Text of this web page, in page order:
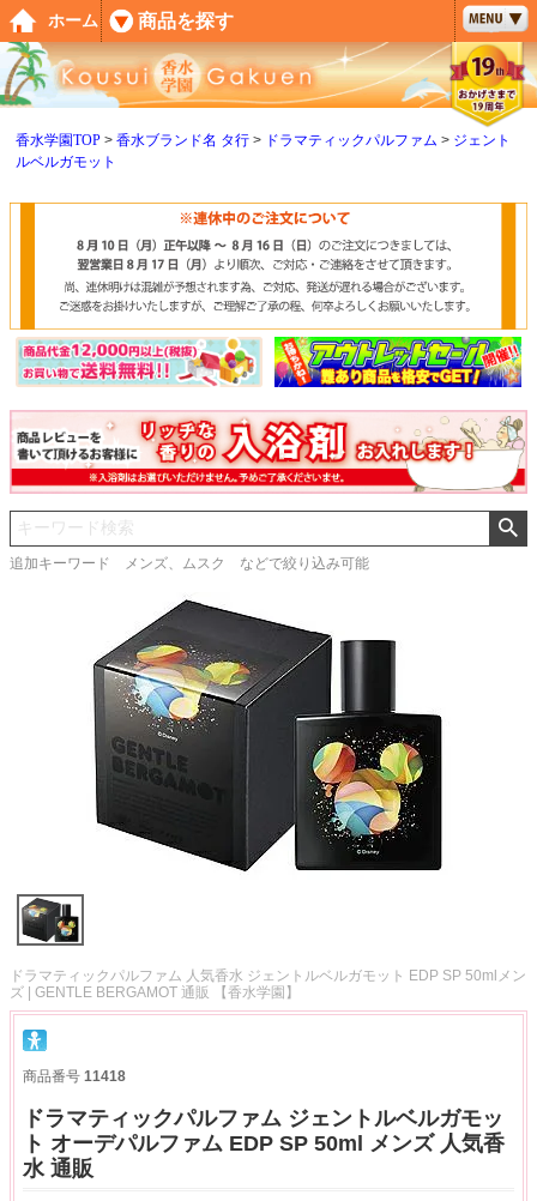
香水学園TOP 香水ブランド名 タ行 ドラマティックパルファム
ジェント
ルベルガモット
追加キーワード メンズ、ムスク などで絞り込み可能
ドラマティックパルファム 人気香水 ジェントルベルガモット EDP SP 50mlメン
ズ | GENTLE BERGAMOT 通販 【香水学園】
商品番号 11418
ドラマティックパルファム ジェントルベルガモッ
ト オーデパルファム EDP SP 50ml メンズ 人気香
水 通販
ペー
ジト
ップ
へ
ホーム 商品を探す